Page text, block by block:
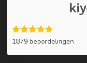
1879 beoordelingen